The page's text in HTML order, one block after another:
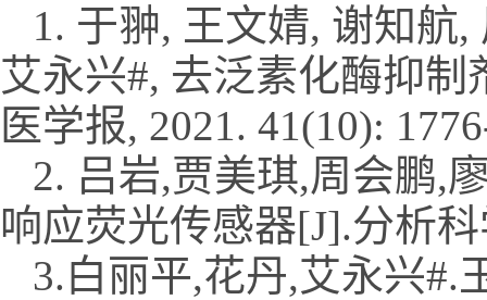
1. 于翀, 王文婧, 谢知航
艾永兴#, 去泛素化酶抑
医学报, 2021. 41(10):
2. 吕岩,贾美琪,周会鹏,
响应荧光传感器[J].分析
3.白丽平,花丹,艾永兴#.